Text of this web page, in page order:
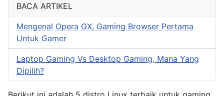
BACA ARTIKEL
Mengenal Opera GX, Gaming Browser Pertama
Untuk Gamer
Laptop Gaming Vs Desktop Gaming, Mana Yang
Dipilih?